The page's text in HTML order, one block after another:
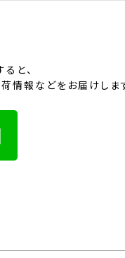
と、
情報などをお届けします